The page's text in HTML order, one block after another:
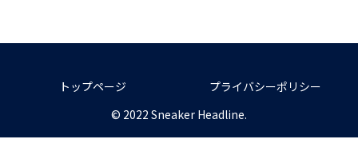
トップページ
プライバシーポリシー
© 2022 Sneaker Headline.